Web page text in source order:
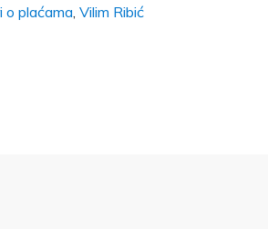
o plaćama Vilim Ribić